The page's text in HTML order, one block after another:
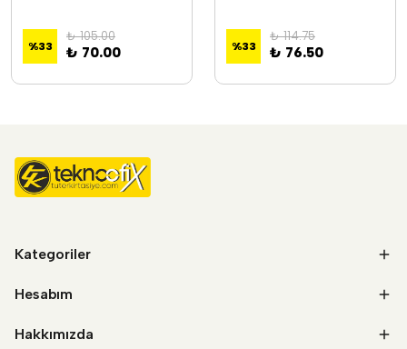
%33
₺ 105.00
₺ 70.00 %33
₺ 114.75
₺ 76.50
Kategoriler
Hesabım
Hakkımızda